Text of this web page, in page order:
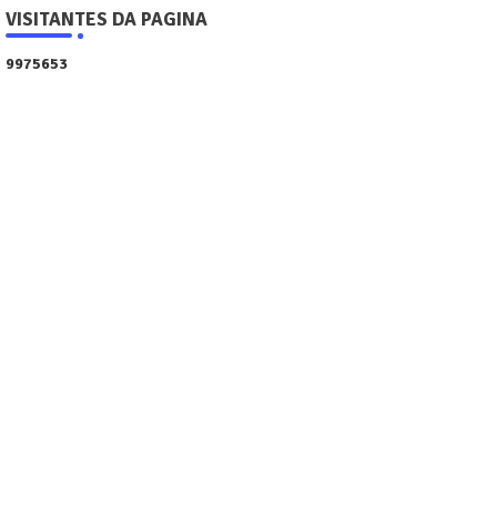
VISITANTES DA PAGINA
9975653